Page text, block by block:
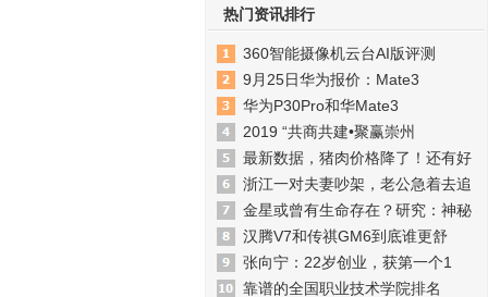
热门资讯排行
360智能摄像机云台AI版评测
9月25日华为报价：Mate3
华为P30Pro和华Mate3
2019 “共商共建•聚赢崇州
最新数据，猪肉价格降了！还有好
浙江一对夫妻吵架，老公急着去追
金星或曾有生命存在？研究：神秘
汉腾V7和传祺GM6到底谁更舒
张向宁：22岁创业，获第一个1
靠谱的全国职业技术学院排名